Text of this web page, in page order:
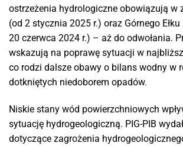
ostrzeżenia hydrologiczne obowiązują w
(od 2 stycznia 2025 r.) oraz Górnego
20 czerwca 2024 r.) – aż do odwołania.
wskazują na poprawę sytuacji w
co rodzi dalsze obawy o bilans wodny w
dotkniętych niedoborem opadów.
Niskie stany wód powierzchniowych
sytuację hydrogeologiczną. PIG-PIB
dotyczące zagrożenia